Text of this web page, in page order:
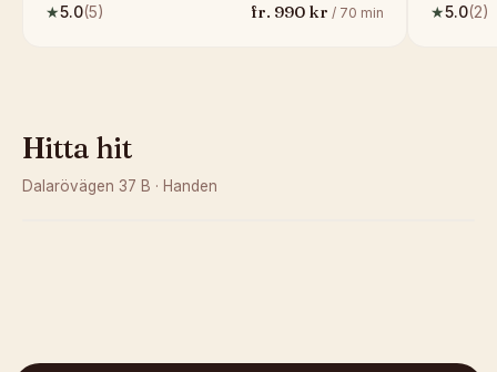
★5.0(5) fr. 990kr / 70 min ★5.0(2)
Hitta hit
Dalarövägen 37 B · Handen